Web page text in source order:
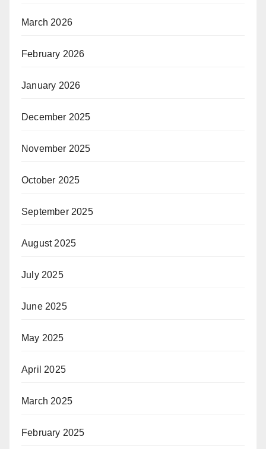
March 2026
February 2026
January 2026
December 2025
November 2025
October 2025
September 2025
August 2025
July 2025
June 2025
May 2025
April 2025
March 2025
February 2025